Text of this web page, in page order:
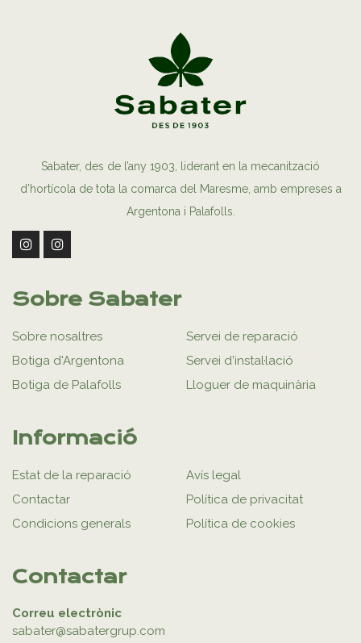
Sabater, des de l’any 1903, liderant en la mecanització
d’hortícola de tota la comarca del Maresme, amb empreses a
Argentona i Palafolls.
Sobre Sabater
Sobre nosaltres
Botiga d'Argentona
Botiga de Palafolls
Servei de reparació
Servei d'instal·lació
Lloguer de maquinària
Informació
Estat de la reparació
Contactar
Condicions generals
Avís legal
Política de privacitat
Política de cookies
Contactar
Correu electrònic
sabater@sabatergrup.com